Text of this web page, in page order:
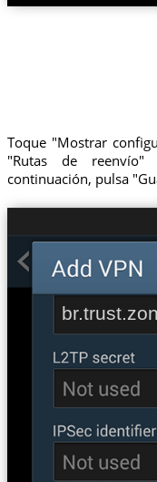
Toque "Mostrar
"Rutas de
continuación, pulsa